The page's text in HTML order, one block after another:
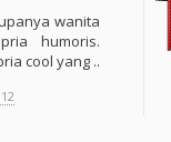
wanita
humoris.
cool yang ..